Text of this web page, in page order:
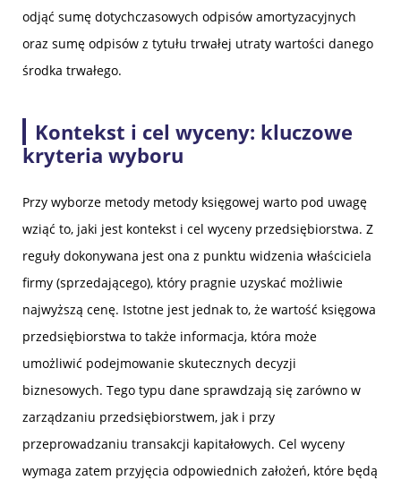
odjąć sumę dotychczasowych odpisów amortyzacyjnych
oraz sumę odpisów z tytułu trwałej utraty wartości danego
środka trwałego.
Kontekst i cel wyceny: kluczowe
kryteria wyboru
Przy wyborze metody metody księgowej warto pod uwagę
wziąć to, jaki jest kontekst i cel wyceny przedsiębiorstwa. Z
reguły dokonywana jest ona z punktu widzenia właściciela
firmy (sprzedającego), który pragnie uzyskać możliwie
najwyższą cenę. Istotne jest jednak to, że wartość księgowa
przedsiębiorstwa to także informacja, która może
umożliwić podejmowanie skutecznych decyzji
biznesowych. Tego typu dane sprawdzają się zarówno w
zarządzaniu przedsiębiorstwem, jak i przy
przeprowadzaniu transakcji kapitałowych. Cel wyceny
wymaga zatem przyjęcia odpowiednich założeń, które będą